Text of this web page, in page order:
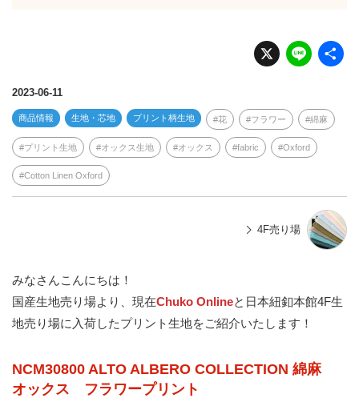
X Li
n
2023-06-11
商品情報 生地・芯地 プリント柄生地 花 フラワー 綿麻
プリント生地 オックス生地 オックス fabric Oxford
Cotton Linen Oxford
4F売り場
みなさんこんにちは！
国産生地売り場より、現在Chuko Onlineと日本紐釦本館4F生
地売り場に入荷したプリント生地をご紹介いたします！
NCM30800 ALTO ALBERO COLLECTION 綿麻
オックス フラワープリント